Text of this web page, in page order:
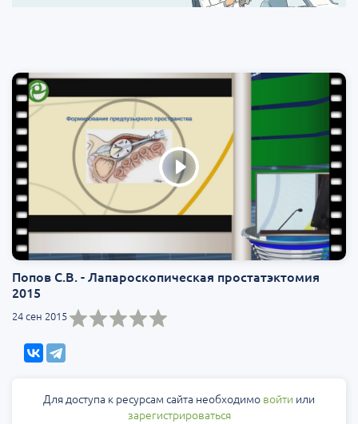
Попов С.В. - Лапароскопическая простатэктомия
2015
24 сен 2015
Для доступа к ресурсам сайта необходимо войти или
зарегистрироваться